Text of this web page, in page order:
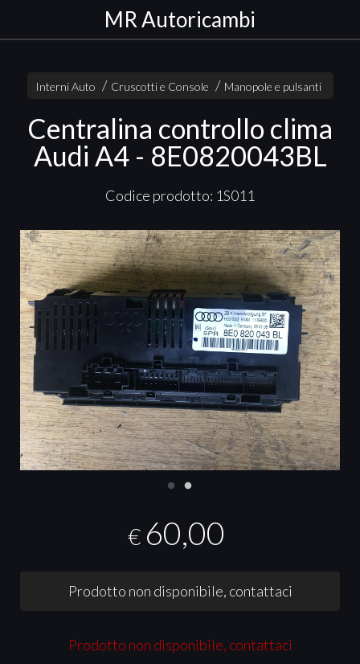
MR Autoricambi
Interni Auto Cruscotti e Console Manopole e pulsanti
Centralina controllo clima
Audi A4 - 8E0820043BL
Codice prodotto: 1S011
€ 60,00
Prodotto non disponibile, contattaci
Prodotto non disponibile, contattaci